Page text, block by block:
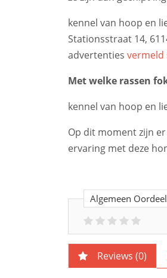
kennel van hoop en
Stationsstraat 14,
advertenties vermeld
Met welke rassen
kennel van hoop en
Op dit moment zijn
ervaring met deze
Algemeen Oordeel
Reviews (0)